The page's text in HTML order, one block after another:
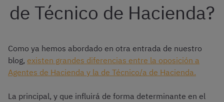
de Técnico de Hacienda?
Como ya hemos abordado en otra entrada de nuestro
blog, existen grandes diferencias entre la oposición a
Agentes de Hacienda y la de Técnico/a de Hacienda.
La principal, y que influirá de forma determinante en el